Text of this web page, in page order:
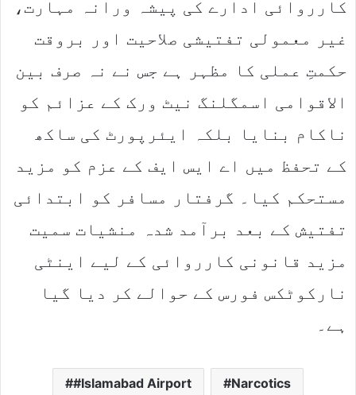
کارروائی ادارے کی پیشہ ورانہ مہارت،
غیر معمولی تفتیشی صلاحیت اور بروقت
حکمتِ عملی کا مظہر ہے جس نے نہ صرف بین
الاقوامی اسمگلنگ نیٹ ورک کے عزائم کو
ناکام بنایا بلکہ ایئرپورٹ کی ساکھ
کے تحفظ میں اے ایس ایف کے عزم کو مزید
مستحکم کیا۔ گرفتار مسافر کو ابتدائی
تفتیش کے بعد برآمد شدہ منشیات سمیت
مزید قانونی کارروائی کے لیے اینٹی
نارکوٹکس فورس کے حوالے کر دیا گیا
ہے۔
#Islamabad Airport Narcotics